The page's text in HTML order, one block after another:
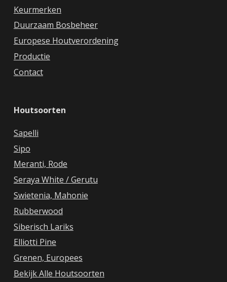
Keurmerken
Duurzaam Bosbeheer
Europese Houtverordening
Productie
Contact
Houtsoorten
Sapelli
Sipo
Meranti, Rode
Seraya White / Gerutu
Swietenia, Mahonie
Rubberwood
Siberisch Lariks
Elliotti Pine
Grenen, Europees
Bekijk Alle Houtsoorten